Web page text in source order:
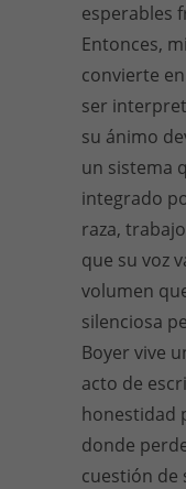
esperables
Entonces,
convierte
ser
su ánimo
un sistema
integrado
raza,
que su voz
volumen
silenciosa
Boyer vive
acto de
honestidad
donde
cuestión de